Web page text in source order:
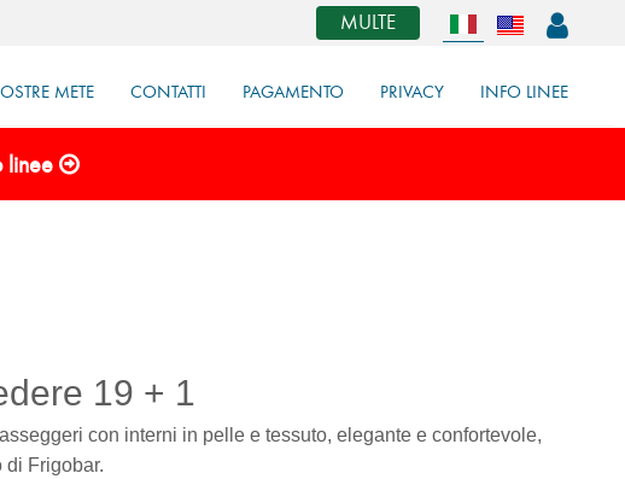
MULTE
METE CONTATTI PAGAMENTO PRIVACY INFO LINEE
linee
19 + 1
con interni in pelle e tessuto, elegante e confortevole,
di Frigobar.